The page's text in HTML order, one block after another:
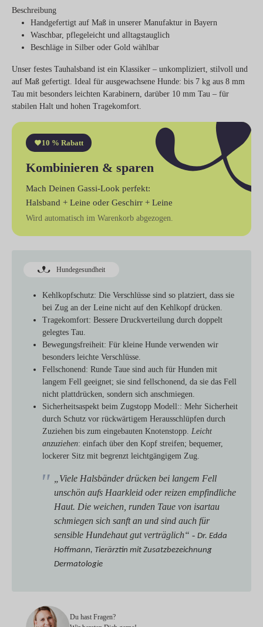
Beschreibung
Handgefertigt auf Maß in unserer Manufaktur in Bayern
Waschbar, pflegeleicht und alltagstauglich
Beschläge in Silber oder Gold wählbar
Unser festes Tauhalsband ist ein Klassiker – unkompliziert, stilvoll und
auf Maß gefertigt. Ideal für ausgewachsene Hunde: bis 7 kg aus 8 mm
Tau mit besonders leichten Karabinern, darüber 10 mm Tau – für
stabilen Halt und hohen Tragekomfort.
10 % Rabatt
Kombinieren & sparen
Mach Deinen Gassi-Look perfekt:
Halsband + Leine oder Geschirr + Leine
Wird automatisch im Warenkorb abgezogen.
Hundegesundheit
Kehlkopfschutz: Die Verschlüsse sind so platziert, dass sie
bei Zug an der Leine nicht auf den Kehlkopf drücken.
Tragekomfort: Bessere Druckverteilung durch doppelt
gelegtes Tau.
Bewegungsfreiheit: Für kleine Hunde verwenden wir
besonders leichte Verschlüsse.
Fellschonend: Runde Taue sind auch für Hunden mit
langem Fell geeignet; sie sind fellschonend, da sie das Fell
nicht plattdrücken, sondern sich anschmiegen.
Sicherheitsaspekt beim Zugstopp Modell:: Mehr Sicherheit
durch Schutz vor rückwärtigem Herausschlüpfen durch
Zuziehen bis zum eingebauten Knotenstopp. Leicht
anzuziehen: einfach über den Kopf streifen; bequemer,
lockerer Sitz mit begrenzt leichtgängigem Zug.
„Viele Halsbänder drücken bei langem Fell
unschön aufs Haarkleid oder reizen empfindliche
Haut. Die weichen, runden Taue von isartau
schmiegen sich sanft an und sind auch für
sensible Hundehaut gut verträglich“ - Dr. Edda
Hoffmann, Tierärztin mit Zusatzbezeichnung
Dermatologie
Du hast Fragen?